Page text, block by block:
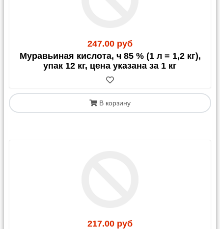
247.00 руб
Муравьиная кислота, ч 85 % (1 л = 1,2 кг),
упак 12 кг, цена указана за 1 кг
В корзину
217.00 руб